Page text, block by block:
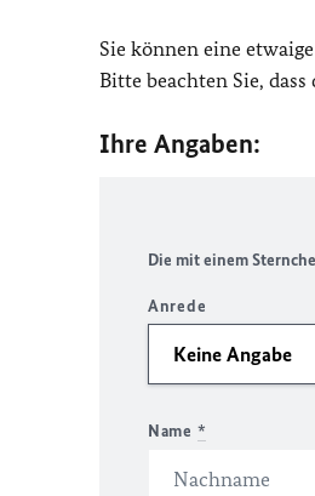
Sie können eine
Bitte beachten Sie,
Ihre Angaben:
Die mit einem
Anrede
Name *